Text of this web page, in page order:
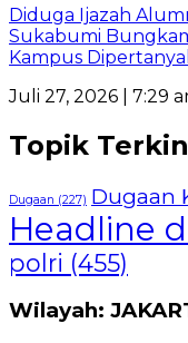
Diduga Ijazah
Sukabumi
Kampus
Juli 27, 2026 | 7:29
Topik
Dugaan (227) Dugaan
Headline
polri (455)
Wilayah: